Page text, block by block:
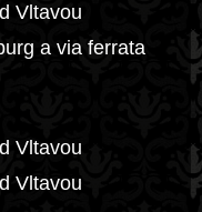
Vltavou
a via ferrata
Vltavou
Vltavou